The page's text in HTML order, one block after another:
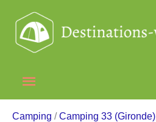
contenu
Menu
principal
Camping /Camping 33 (Gironde)